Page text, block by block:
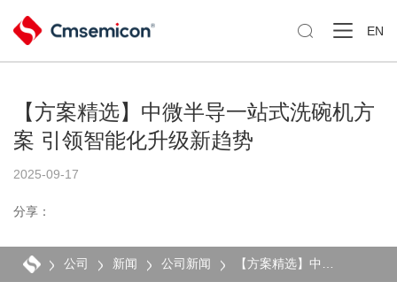
 EN
【方案精选】中微半导一站式洗碗机方
案 引领智能化升级新趋势
2025-09-17
分享：
公司 新闻 公司新闻